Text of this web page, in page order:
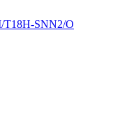
T18H-SNN2/O